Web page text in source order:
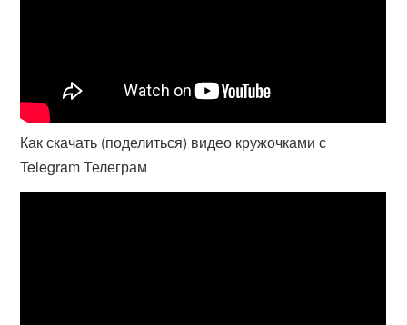
Как скачать (поделиться) видео кружочками с
Telegram Телеграм